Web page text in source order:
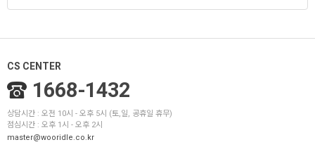
CS CENTER
1668-1432
상담시간 : 오전 10시 - 오후 5시 (토,일, 공휴일 휴무)
점심시간 : 오후 1시 - 오후 2시
master@wooridle.co.kr